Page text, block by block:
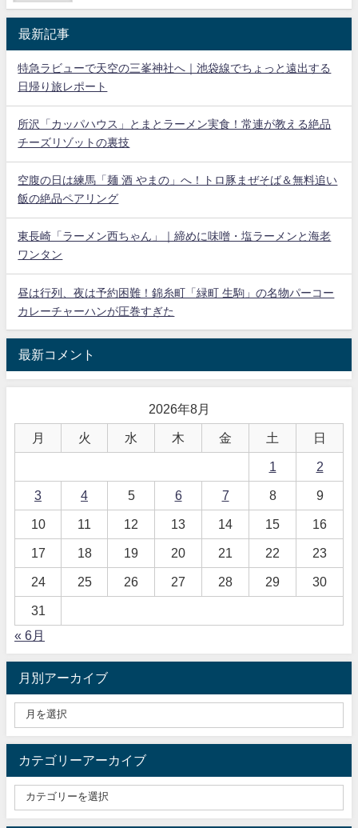
最新記事
特急ラビューで天空の三峯神社へ｜池袋線でちょっと遠出する
日帰り旅レポート
所沢「カッパハウス」とまとラーメン実食！常連が教える絶品
チーズリゾットの裏技
空腹の日は練馬「麺 酒 やまの」へ！トロ豚まぜそば＆無料追い
飯の絶品ペアリング
東長崎「ラーメン西ちゃん」｜締めに味噌・塩ラーメンと海老
ワンタン
昼は行列、夜は予約困難！錦糸町「緑町 生駒」の名物パーコー
カレーチャーハンが圧巻すぎた
最新コメント
2026年8月
月 火 水 木 金 土 日
1 2
3 4 5 6 7 8 9
10 11 12 13 14 15 16
17 18 19 20 21 22 23
24 25 26 27 28 29 30
31
« 6月
月別アーカイブ
カテゴリーアーカイブ